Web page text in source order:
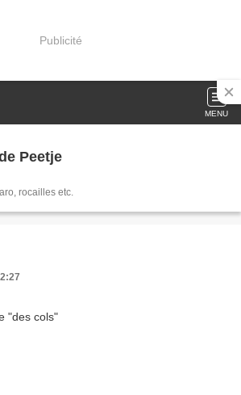
Publicité
MENU
Peetje
rocailles etc.